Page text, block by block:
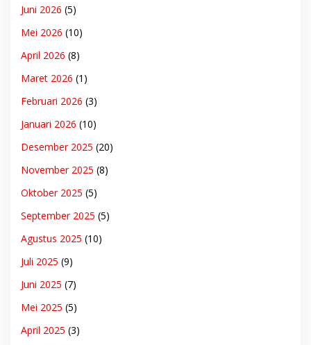
Juni 2026 (5)
Mei 2026 (10)
April 2026 (8)
Maret 2026 (1)
Februari 2026 (3)
Januari 2026 (10)
Desember 2025 (20)
November 2025 (8)
Oktober 2025 (5)
September 2025 (5)
Agustus 2025 (10)
Juli 2025 (9)
Juni 2025 (7)
Mei 2025 (5)
April 2025 (3)